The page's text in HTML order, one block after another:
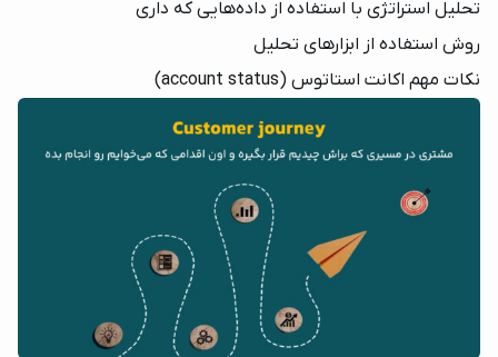
تحلیل استراتژی‌ با استفاده از داده‌هایی که داری
روش استفاده از ابزارهای تحلیل
نکات مهم اکانت استاتوس (account status)